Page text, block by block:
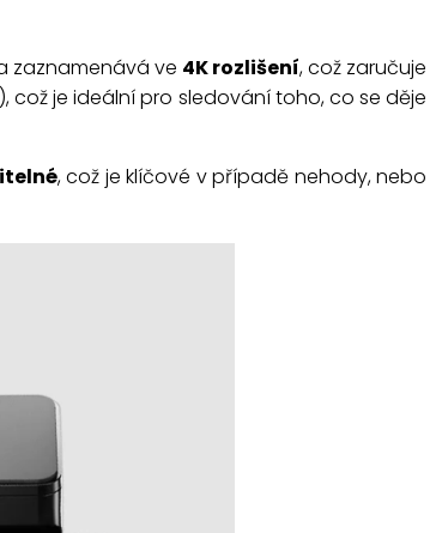
zaznamenává ve 4K rozlišení, což zaručuje
což je ideální pro sledování toho, co se děje
, což je klíčové v případě nehody, nebo